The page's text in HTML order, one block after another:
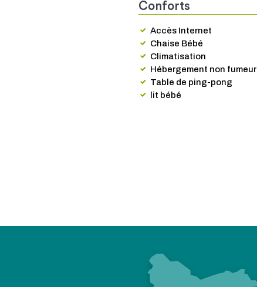
Conforts
Accès Internet
Chaise Bébé
Climatisation
Hébergement non fumeur
Table de ping-pong
lit bébé